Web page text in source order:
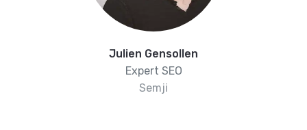
Julien Gensollen
Expert SEO
Semji